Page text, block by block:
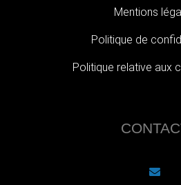
Mentions
Politique de
Politique relative aux